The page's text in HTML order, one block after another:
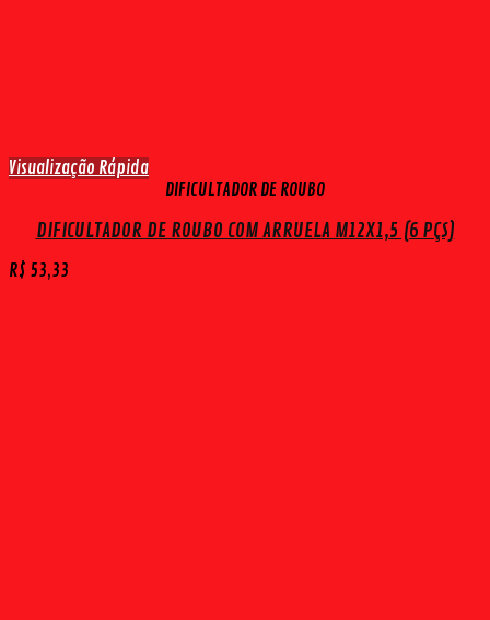
Visualização Rápida
DIFICULTADOR DE ROUBO
DIFICULTADOR DE ROUBO COM ARRUELA M12X1,5 (6 PÇS)
R$ 53,33